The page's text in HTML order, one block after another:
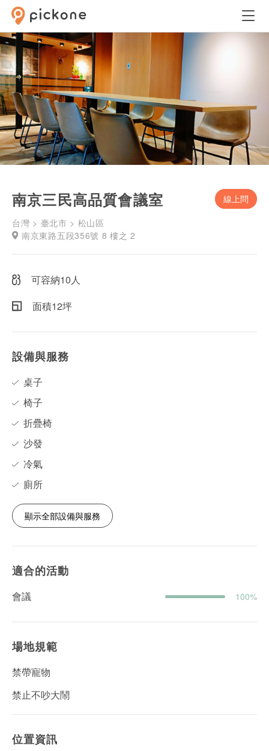
南京三民高品質會議室
線上問
台灣 > 臺北市 > 松山區
南京東路五段356號 8 樓之 2
可容納10人
面積12坪
設備與服務
桌子
椅子
折疊椅
沙發
冷氣
廁所
顯示全部設備與服務
適合的活動
會議 100%
場地規範
禁帶寵物
禁止不吵大鬧
位置資訊